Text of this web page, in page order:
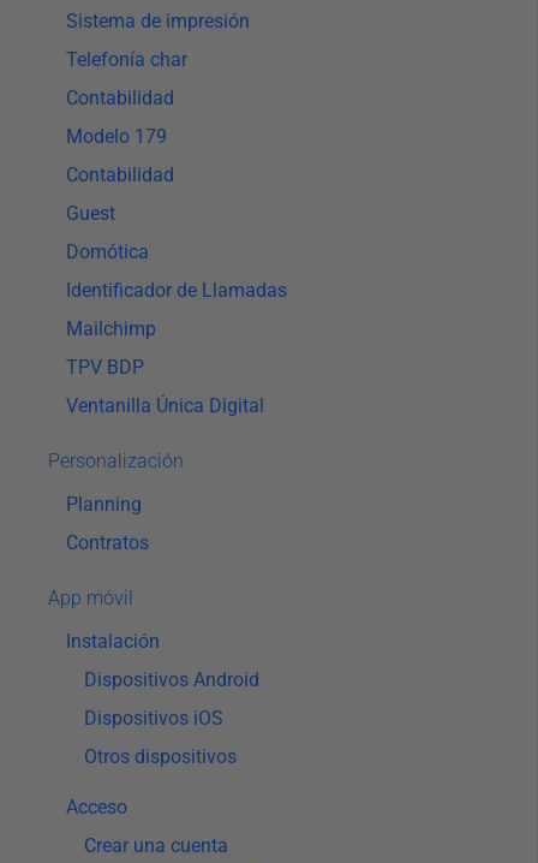
Sistema de impresión
Telefonía char
Contabilidad
Modelo 179
Contabilidad
Guest
Domótica
Identificador de Llamadas
Mailchimp
TPV BDP
Ventanilla Única Digital
Personalización
Planning
Contratos
App móvil
Instalación
Dispositivos Android
Dispositivos iOS
Otros dispositivos
Acceso
Crear una cuenta